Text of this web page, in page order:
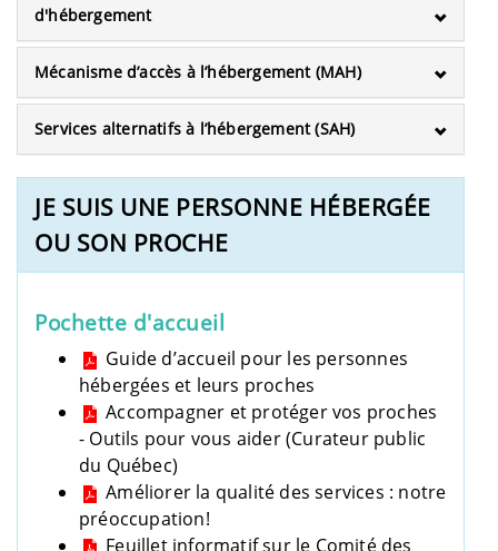
d'hébergement
Mécanisme d’accès à l’hébergement (MAH)
Services alternatifs à l’hébergement (SAH)
JE SUIS UNE PERSONNE HÉBERGÉE
OU SON PROCHE
Pochette d'accueil
Guide d’accueil pour les personnes
hébergées et leurs proches
Accompagner et protéger vos proches
- Outils pour vous aider (Curateur public
du Québec)
Améliorer la qualité des services : notre
préoccupation!
Feuillet informatif sur le Comité des